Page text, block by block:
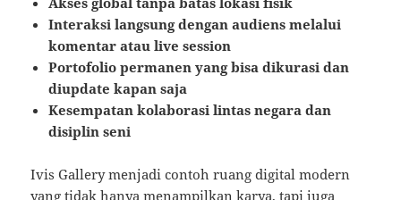
Interaksi langsung dengan audiens melalui
komentar atau live session
Portofolio permanen yang bisa dikurasi dan
diupdate kapan saja
Kesempatan kolaborasi lintas negara dan
disiplin seni
Ivis Gallery menjadi contoh ruang digital modern
yang tidak hanya menampilkan karya, tapi juga